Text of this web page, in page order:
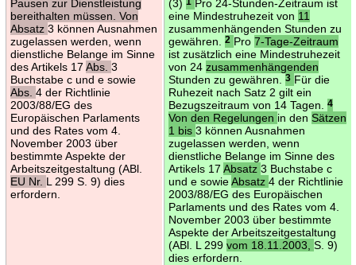
Pausen zur Dienstleistung
bereithalten müssen. Von
Absatz 3 können Ausnahmen
zugelassen werden, wenn
dienstliche Belange im Sinne
des Artikels 17 Abs. 3
Buchstabe c und e sowie
Abs. 4 der Richtlinie
2003/88/EG des
Europäischen Parlaments
und des Rates vom 4.
November 2003 über
bestimmte Aspekte der
Arbeitszeitgestaltung (ABl.
EU Nr. L 299 S. 9) dies
erfordern.
(3)
Pro 24-Stunden-Zeitraum ist
eine Mindestruhezeit von 11
zusammenhängenden Stunden zu
gewähren.
2 Pro 7-Tage-Zeitraum
ist zusätzlich eine Mindestruhezeit
von 24 zusammenhängenden
Stunden zu gewähren.
3 Für die
Ruhezeit nach Satz 2 gilt ein
Bezugszeitraum von 14 Tagen.
4
Von den Regelungen in den Sätzen
1 bis 3 können Ausnahmen
zugelassen werden, wenn
dienstliche Belange im Sinne des
Artikels 17 Absatz 3 Buchstabe c
und e sowieAbsatz 4 der Richtlinie
2003/88/EG des Europäischen
Parlaments und des Rates vom 4.
November 2003 über bestimmte
Aspekte der Arbeitszeitgestaltung
(ABl. L 299 vom 18.11.2003, S. 9)
dies erfordern.